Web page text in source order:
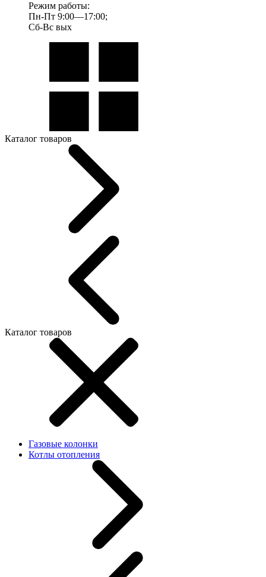
Режим работы:
Пн-Пт 9:00—17:00;
Сб-Вс вых
Каталог товаров
Каталог товаров
Газовые колонки
Котлы отопления